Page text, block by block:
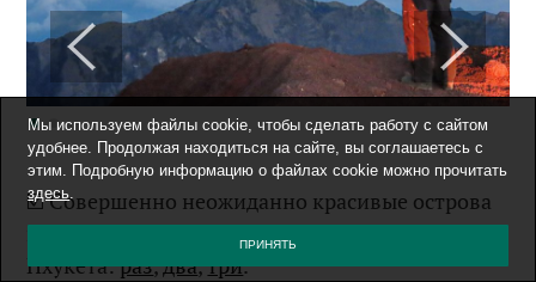
☑️ Совершенно неожиданно красивые острова
и скалы недалеко от таиландского
Пхукета:раз,два,три.
Мы используем файлы cookie, чтобы сделать работу с сайтом
удобнее. Продолжая находиться на сайте, вы соглашаетесь с
этим. Подробную информацию о файлах cookie можно прочитать
здесь.
ПРИНЯТЬ